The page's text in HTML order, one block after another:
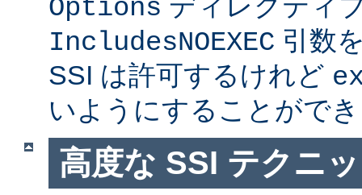
Options
IncludesNOEXEC 引数
SSI は許可するけれど
いようにすることがで
高度な SSI テクニ